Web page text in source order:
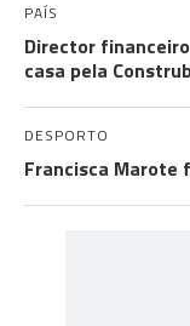
PAÍS
Director
casa pela
DESPORTO
Francisca Marote